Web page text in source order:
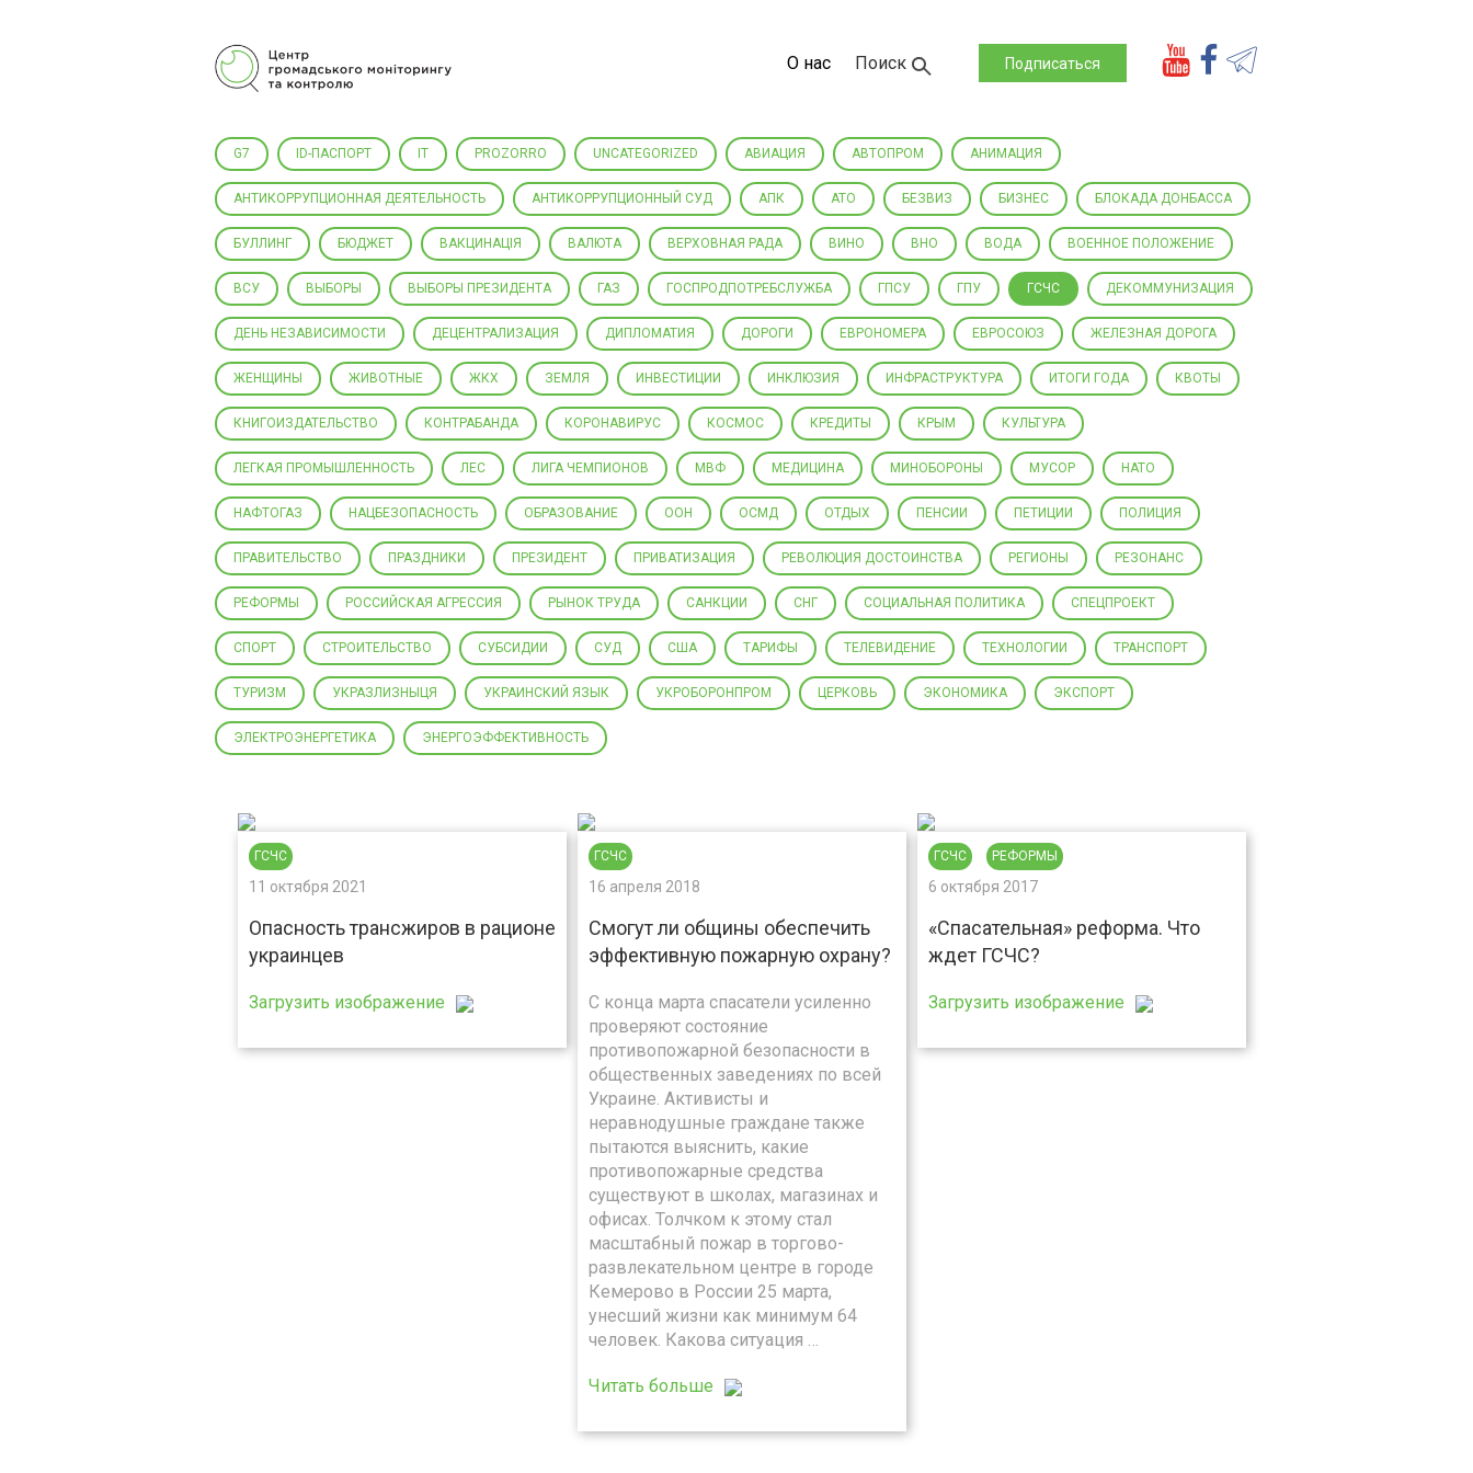
О нас Поиск Подписаться
G7 ID-ПАСПОРТ IT PROZORRO UNCATEGORIZED АВИАЦИЯ АВТОПРОМ АНИМАЦИЯ
АНТИКОРРУПЦИОННАЯ ДЕЯТЕЛЬНОСТЬ АНТИКОРРУПЦИОННЫЙ СУД АПК АТО БЕЗВИЗ БИЗНЕС БЛОКАДА ДОНБАССА
БУЛЛИНГ БЮДЖЕТ ВАКЦИНАЦІЯ ВАЛЮТА ВЕРХОВНАЯ РАДА ВИНО ВНО ВОДА ВОЕННОЕ ПОЛОЖЕНИЕ
ВСУ ВЫБОРЫ ВЫБОРЫ ПРЕЗИДЕНТА ГАЗ ГОСПРОДПОТРЕБСЛУЖБА ГПСУ ГПУ ГСЧС ДЕКОММУНИЗАЦИЯ
ДЕНЬ НЕЗАВИСИМОСТИ ДЕЦЕНТРАЛИЗАЦИЯ ДИПЛОМАТИЯ ДОРОГИ ЕВРОНОМЕРА ЕВРОСОЮЗ ЖЕЛЕЗНАЯ ДОРОГА
ЖЕНЩИНЫ ЖИВОТНЫЕ ЖКХ ЗЕМЛЯ ИНВЕСТИЦИИ ИНКЛЮЗИЯ ИНФРАСТРУКТУРА ИТОГИ ГОДА КВОТЫ
КНИГОИЗДАТЕЛЬСТВО КОНТРАБАНДА КОРОНАВИРУС КОСМОС КРЕДИТЫ КРЫМ КУЛЬТУРА
ЛЕГКАЯ ПРОМЫШЛЕННОСТЬ ЛЕС ЛИГА ЧЕМПИОНОВ МВФ МЕДИЦИНА МИНОБОРОНЫ МУСОР НАТО
НАФТОГАЗ НАЦБЕЗОПАСНОСТЬ ОБРАЗОВАНИЕ ООН ОСМД ОТДЫХ ПЕНСИИ ПЕТИЦИИ ПОЛИЦИЯ
ПРАВИТЕЛЬСТВО ПРАЗДНИКИ ПРЕЗИДЕНТ ПРИВАТИЗАЦИЯ РЕВОЛЮЦИЯ ДОСТОИНСТВА РЕГИОНЫ РЕЗОНАНС
РЕФОРМЫ РОССИЙСКАЯ АГРЕССИЯ РЫНОК ТРУДА САНКЦИИ СНГ СОЦИАЛЬНАЯ ПОЛИТИКА СПЕЦПРОЕКТ
СПОРТ СТРОИТЕЛЬСТВО СУБСИДИИ СУД США ТАРИФЫ ТЕЛЕВИДЕНИЕ ТЕХНОЛОГИИ ТРАНСПОРТ
ТУРИЗМ УКРАЗЛИЗНЫЦЯ УКРАИНСКИЙ ЯЗЫК УКРОБОРОНПРОМ ЦЕРКОВЬ ЭКОНОМИКА ЭКСПОРТ
ЭЛЕКТРОЭНЕРГЕТИКА ЭНЕРГОЭФФЕКТИВНОСТЬ
ГСЧС
11 октября 2021
Опасность трансжиров в рационе
украинцев
Загрузить изображение
ГСЧС
16 апреля 2018
Смогут ли общины обеспечить
эффективную пожарную охрану?
С конца марта спасатели усиленно
проверяют состояние
противопожарной безопасности в
общественных заведениях по всей
Украине. Активисты и
неравнодушные граждане также
пытаются выяснить, какие
противопожарные средства
существуют в школах, магазинах и
офисах. Толчком к этому стал
масштабный пожар в торгово-
развлекательном центре в городе
Кемерово в России 25 марта,
унесший жизни как минимум 64
человек. Какова ситуация …
Читать больше
ГСЧС РЕФОРМЫ
6 октября 2017
«Спасательная» реформа. Что
ждет ГСЧС?
Загрузить изображение